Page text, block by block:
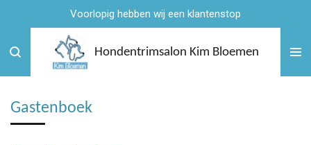
naar
Hondentrimsalon Kim Bloemen
Voorlopig hebben wij een klantenstop
Gastenboek